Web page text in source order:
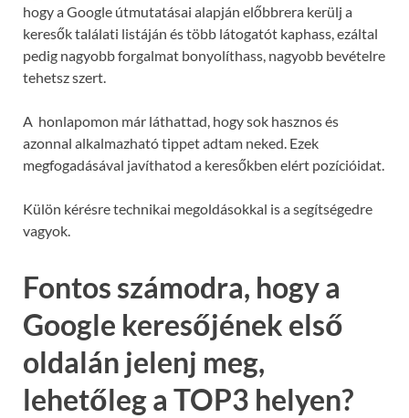
hogy a Google útmutatásai alapján előbbrera kerülj a
keresők találati listáján és több látogatót kaphass, ezáltal
pedig nagyobb forgalmat bonyolíthass, nagyobb bevételre
tehetsz szert.
A honlapomon már láthattad, hogy sok hasznos és
azonnal alkalmazható tippet adtam neked. Ezek
megfogadásával javíthatod a keresőkben elért pozícióidat.
Külön kérésre technikai megoldásokkal is a segítségedre
vagyok.
Fontos számodra, hogy a
Google keresőjének első
oldalán jelenj meg,
lehetőleg a TOP3 helyen?